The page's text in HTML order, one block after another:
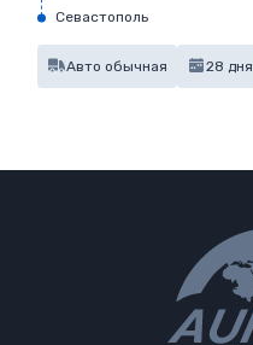
Севастополь
Авто обычная 28 дня